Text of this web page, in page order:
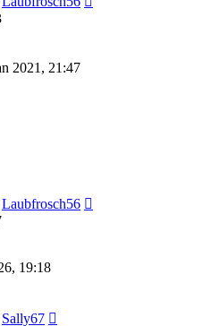
2021, 21:47
Laubfrosch56
19:18
Sally67